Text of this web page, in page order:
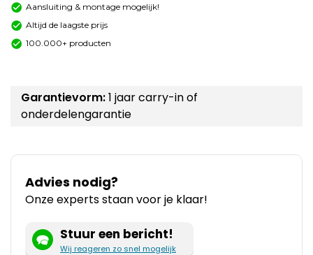
Aansluiting & montage mogelijk!
Altijd de laagste prijs
100.000+ producten
Garantievorm:1 jaar carry-in of
onderdelengarantie
Advies nodig?
Onze experts staan voor je klaar!
Stuur een bericht!
Wij reageren zo snel mogelijk